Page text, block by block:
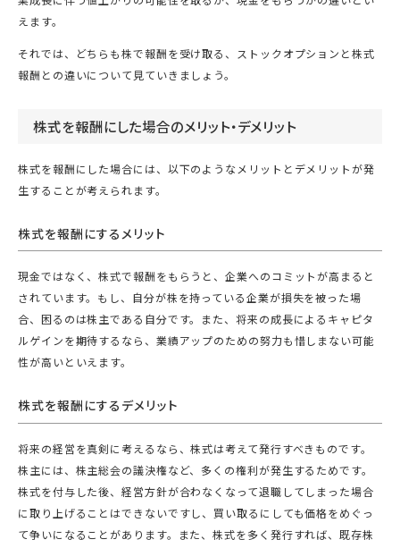
えます。
それでは、どちらも株で報酬を受け取る、ストックオプションと株式
報酬との違いについて見ていきましょう。
株式を報酬にした場合のメリット・デメリット
株式を報酬にした場合には、以下のようなメリットとデメリットが発
生することが考えられます。
株式を報酬にするメリット
現金ではなく、株式で報酬をもらうと、企業へのコミットが高まると
されています。もし、自分が株を持っている企業が損失を被った場
合、困るのは株主である自分です。また、将来の成長によるキャピタ
ルゲインを期待するなら、業績アップのための努力も惜しまない可能
性が高いといえます。
株式を報酬にするデメリット
将来の経営を真剣に考えるなら、株式は考えて発行すべきものです。
株主には、株主総会の議決権など、多くの権利が発生するためです。
株式を付与した後、経営方針が合わなくなって退職してしまった場合
に取り上げることはできないですし、買い取るにしても価格をめぐっ
て争いになることがあります。また、株式を多く発行すれば、既存株